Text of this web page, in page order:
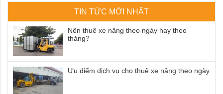
TIN TỨC MỚI NHẤT
Nên thuê xe nâng theo ngày hay theo
tháng?
Ưu điểm dịch vụ cho thuê xe nâng theo ngày